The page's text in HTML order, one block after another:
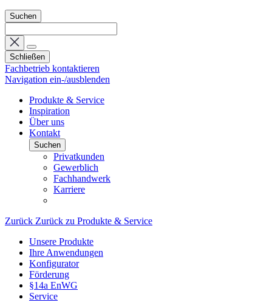
Suchen
Schließen
Fachbetrieb kontaktieren
Navigation ein-/ausblenden
Produkte & Service
Inspiration
Über uns
Kontakt
Suchen
Privatkunden
Gewerblich
Fachhandwerk
Karriere
Zurück Zurück zu Produkte & Service
Unsere Produkte
Ihre Anwendungen
Konfigurator
Förderung
§14a EnWG
Service